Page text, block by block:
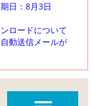
日：8月3日
ロードについて
動送信メールが